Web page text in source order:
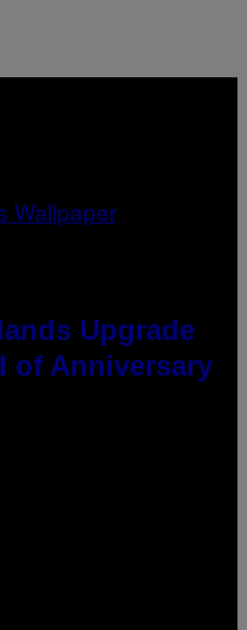
Upgrade
of Anniversary